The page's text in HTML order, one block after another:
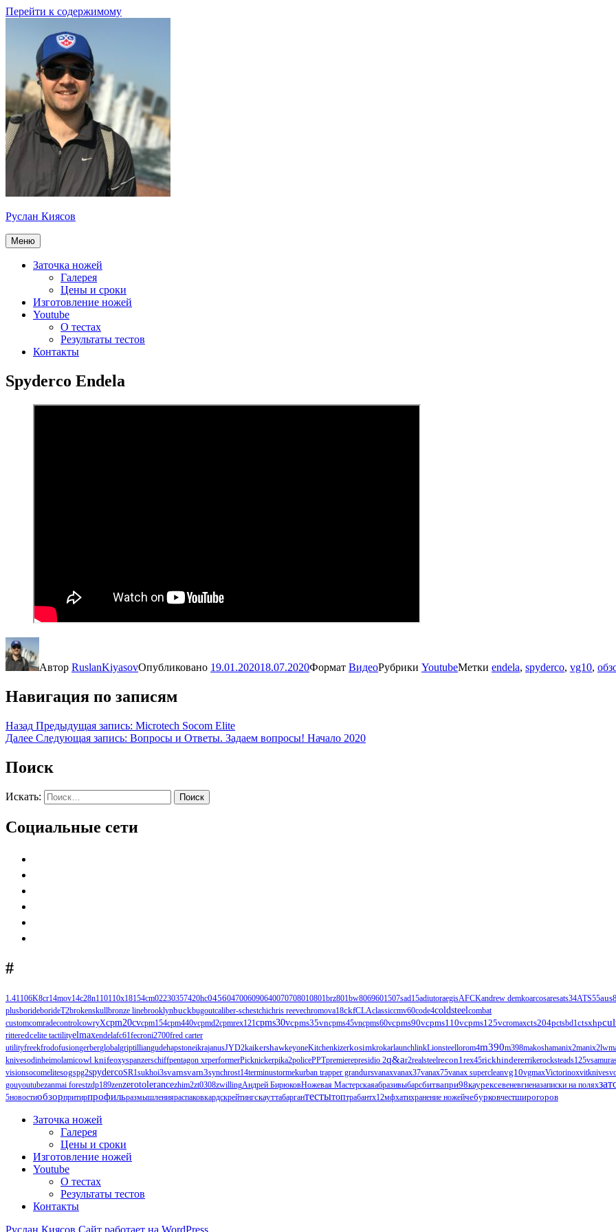
Перейти к содержимому
Руслан Киясов
Меню
Заточка ножей
Галерея
Цены и сроки
Изготовление ножей
Youtube
О тестах
Результаты тестов
Контакты
Spyderco Endela
Автор RuslanKiyasovОпубликовано 19.01.202018.07.2020Формат ВидеоРубрики YoutubeМетки endela, spyderco, vg10,
Навигация по записям
Назад Предыдущая запись: Microtech Socom Elite
Далее Следующая запись: Вопросы и Ответы. Задаем вопросы! Начало 2020
Поиск
Искать: Поиск
Социальные сети
#
1.41106K8cr14mov14c28n110110х18154cm02230357420hc0456047006090640070708010801brz801bw8069601507sad15adiutoraegisAFCKandrew demkoarcosaresats34ATS55aus8
plusborideborideT2brokenskullbronze linebrooklynbuckbugoutcaliber-schestchichris reevechromova18ckfCLAclassiccmv60code4coldsteelcombat
customcomradecontrolcowryXcpm20cvcpm154cpm440vcpmd2cpmrex121cpms30vcpms35vncpms45vncpms60vcpms90vcpms110vcpms125vcromaxcts204pctsbd1ctsxhp
ritteredcelite tactilityelmaxendelafc61fecroni2700fred carter
utilityfreekfrodofusiongerberglobalgriptilliangudehapstoneikrajanusJYD2kaikershawkeyoneKitchenkizerkosimkrokarlaunchlinkLionsteellorom4m390m398makoshamanix2manix2lw
knivesodinheimolamicowl knifeoxyspanzerschiffpentagon xrperformerPicknickerpika2policePPTpremierepresidio 2q&ar2realsteelrecon1rex45rickhindererrikerocksteads125vsamura
visionsocomelitesogspg2spydercoSR1sukhoi3svarnsvarn3synchrost14terminustormekurban trapper grandursvanaxvanax37vanax75vanax supercleanvg10vgmaxVictorinoxvitknives
gouyoutubezanmai forestzdp189zenzerotolerancezhim2zt0308zwillingАндрей БирюковНожевая Мастерскаяабразивыбарсбитвапри98каурексевеневгиеназаписки на полях
5новостиобзорпритирпрофильразмышленияраспаковкардскрейтингскауттабаргантестытоптрабантх12мфхатихранение ножейчебурковчестширогоров
Заточка ножей
Галерея
Цены и сроки
Изготовление ножей
Youtube
О тестах
Результаты тестов
Контакты
Руслан Киясов Сайт работает на WordPress